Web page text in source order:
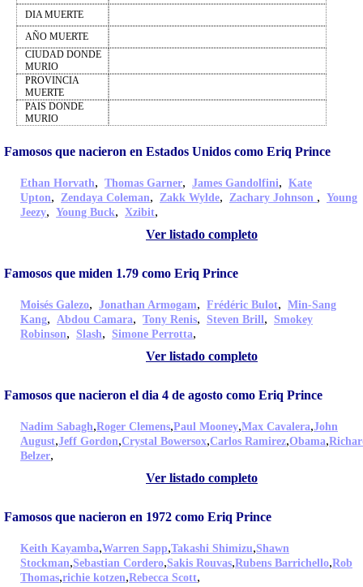
DIA MUERTE
AÑO MUERTE
CIUDAD DONDE
MURIO
PROVINCIA
MUERTE
PAIS DONDE
MURIO
Famosos que nacieron en Estados Unidos como Eriq Prince
Ethan Horvath, Thomas Garner, James Gandolfini, Kate
Upton, Zendaya Coleman, Zakk Wylde, Zachary Johnson , Young
Jeezy, Young Buck, Xzibit,
Ver listado completo
Famosos que miden 1.79 como Eriq Prince
Moisés Galezo, Jonathan Armogam, Frédéric Bulot, Min-Sang
Kang, Abdou Camara, Tony Renis, Steven Brill, Smokey
Robinson, Slash, Simone Perrotta,
Ver listado completo
Famosos que nacieron el dia 4 de agosto como Eriq Prince
Nadim Sabagh,Roger Clemens,Paul Mooney,Max Cavalera,John
August,Jeff Gordon,Crystal Bowersox,Carlos Ramirez,Obama,
Belzer,
Ver listado completo
Famosos que nacieron en 1972 como Eriq Prince
Keith Kayamba,Warren Sapp,Takashi Shimizu,Shawn
Stockman,Sebastian Cordero,Sakis Rouvas,Rubens Barrichello,Rob
Thomas,richie kotzen,Rebecca Scott,